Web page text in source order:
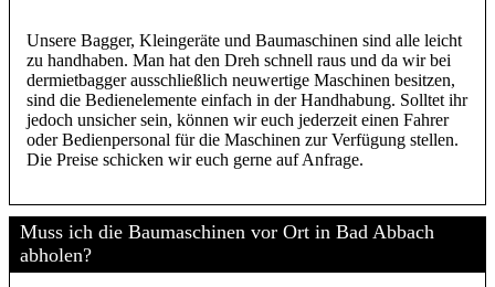
Unsere Bagger, Kleingeräte und Baumaschinen sind alle leicht
zu handhaben. Man hat den Dreh schnell raus und da wir bei
dermietbagger ausschließlich neuwertige Maschinen besitzen,
sind die Bedienelemente einfach in der Handhabung. Solltet ihr
jedoch unsicher sein, können wir euch jederzeit einen Fahrer
oder Bedienpersonal für die Maschinen zur Verfügung stellen.
Die Preise schicken wir euch gerne auf Anfrage.
Muss ich die Baumaschinen vor Ort in Bad Abbach
abholen?